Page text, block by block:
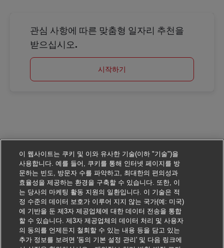
관심 사항에 따른 맞춤형 일자리 추천을
받으십시오.
시작하기
이 웹사이트는 쿠키 및 이와 유사한 기술(이하 "기술")을
사용합니다. 예를 들어, 쿠키를 통해 인터넷 페이지를 방
문하는 빈도, 방문자 수를 파악하고, 최대한의 편의성과
효율성을 제공하는 환경을 구축할 수 있습니다. 또한, 이
는 당사의 마케팅 활동 지원의 일환입니다. 이 기술은 적
정 수준의 데이터 보호가 이루어 지지 않는 국가(예: 미국)
에 기반을 둔 제3자 제공업체에 대한 데이터 전송을 통합
할 수 있습니다. 제3자 제공업체의 데이터 처리 및 사용자
의 동의를 언제든지 철회할 수 있는 내용 등을 담고 있는
추가 정보를 보려면 '동의 기본 설정 관리' 및 다음 링크에